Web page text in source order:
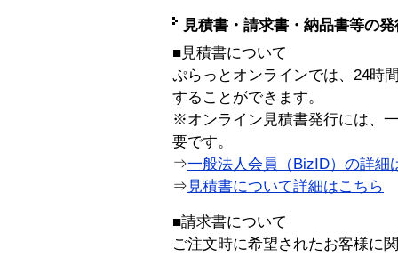
見積書・請求書・納品書等の
■見積書について
ぷらっとオンラインでは、24時
することができます。
※オンライン見積書発行には、
要です。
⇒一般法人会員（BizID）の詳細
⇒ 見積書について詳細はこちら
■請求書について
ご注文時に希望されたお客様に